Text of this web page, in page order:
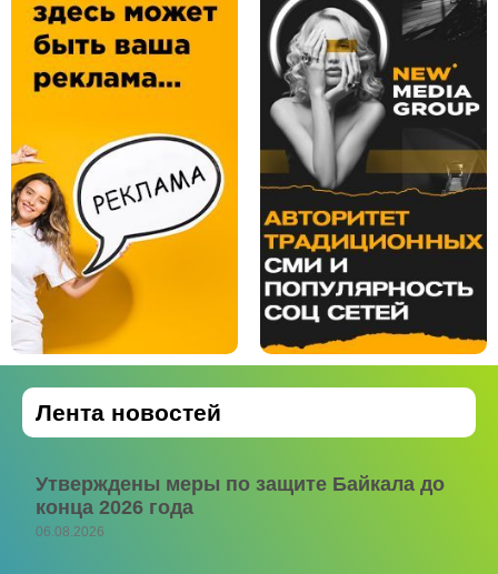
Лента новостей
Утверждены меры по защите Байкала до
конца 2026 года
06.08.2026